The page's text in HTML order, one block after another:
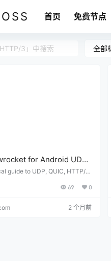
首页 免费节点
全部
for Android UDP
Setup: Games, Voice
guide to UDP, QUIC, HTTP/3,
for Android proxy
69 0
2 个月前